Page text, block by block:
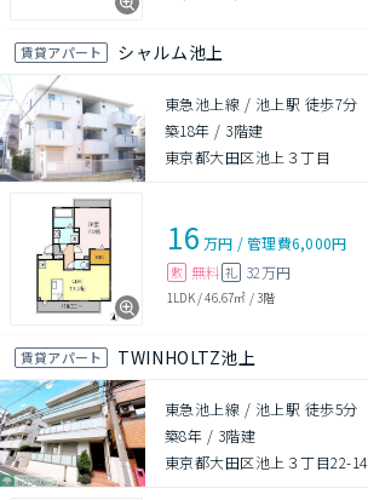
賃貸アパート シャルム池上
東急池上線 / 池上駅 徒歩7分
築18年 / 3階建
東京都大田区池上３丁目
16 万円 /管理費6,000円
敷 無料 礼 32万円
1LDK/46.67㎡ /3階
賃貸アパート TWINHOLTZ池上
東急池上線 / 池上駅 徒歩5分
築8年 / 3階建
東京都大田区池上３丁目22-14